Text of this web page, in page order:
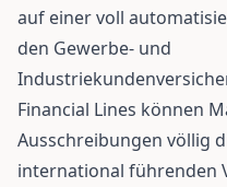
auf einer voll
den Gewerbe- und
Financial Lines können
Ausschreibungen völlig
international führenden